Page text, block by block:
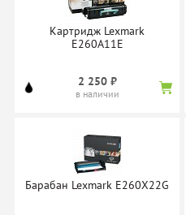
нет в наличии
нет в наличии
Картридж Lexmark
E260A11E
2 250 ₽
в наличии
Барабан Lexmark E260X22G